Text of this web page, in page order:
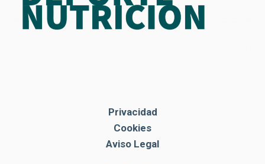
Privacidad
Cookies
Aviso Legal